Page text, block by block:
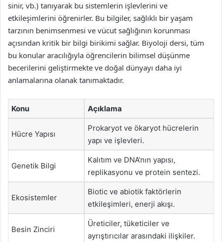
sinir, vb.) tanıyarak bu sistemlerin işlevlerini ve
etkileşimlerini öğrenirler. Bu bilgiler, sağlıklı bir yaşam
tarzının benimsenmesi ve vücut sağlığının korunması
açısından kritik bir bilgi birikimi sağlar. Biyoloji dersi, tüm
bu konular aracılığıyla öğrencilerin bilimsel düşünme
becerilerini geliştirmekte ve doğal dünyayı daha iyi
anlamalarına olanak tanımaktadır.
Konu Açıklama
Hücre Yapısı
Prokaryot ve ökaryot hücrelerin
yapı ve işlevleri.
Genetik Bilgi
Kalıtım ve DNA’nın yapısı,
replikasyonu ve protein sentezi.
Ekosistemler
Biotic ve abiotik faktörlerin
etkileşimleri, enerji akışı.
Besin Zinciri
Üreticiler, tüketiciler ve
ayrıştırıcılar arasındaki ilişkiler.